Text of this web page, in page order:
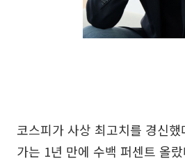
코스피가 사상 최고치를 경신
가는 1년 만에 수백 퍼센트 올